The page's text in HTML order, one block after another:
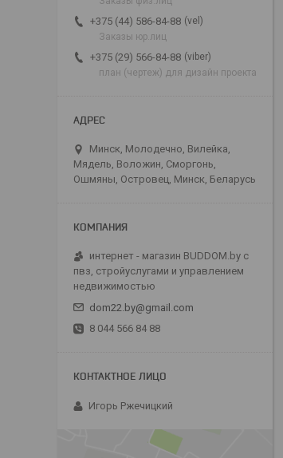
+375 (44) 586-84-88 vel
Заказы юр.лиц
+375 (29) 566-84-88 viber
план (чертеж) для дизайн проекта
Минск, Молодечно, Вилейка,
Мядель, Воложин, Сморгонь,
Ошмяны, Островец, Минск, Беларусь
интернет - магазин BUDDOM.by с
пвз, стройуслугами и управлением
недвижимостью
dom22.by@gmail.com
8 044 566 84 88
Игорь Ржечицкий